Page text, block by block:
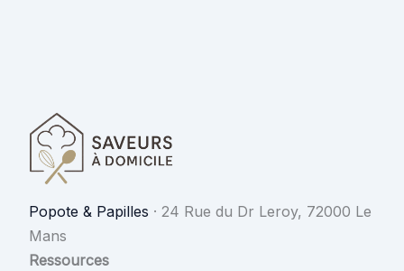
Popote & Papilles · 24 Rue du Dr Leroy, 72000 Le
Mans
Ressources